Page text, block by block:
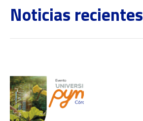
Noticias recientes